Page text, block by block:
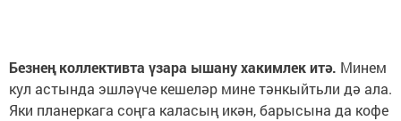
Безнең коллективта үзара ышану хакимлек итә. Минем
кул астында эшләүче кешеләр мине тәнкыйтьли дә ала.
Яки планеркага соңга каласың икән, барысына да кофе